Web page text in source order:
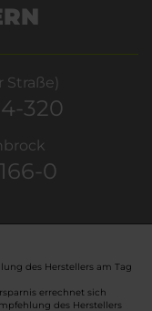
Straße)
320
0
des Herstellers am Tag
errechnet sich
des Herstellers